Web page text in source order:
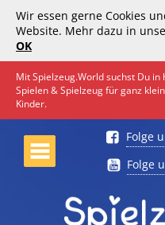
Wir essen gerne Cookies
Website. Mehr dazu in
OK
Mit Spielzeug.World suchst Du
Spielen & Spielzeug für ganz
Kinder.
Folge
Folge